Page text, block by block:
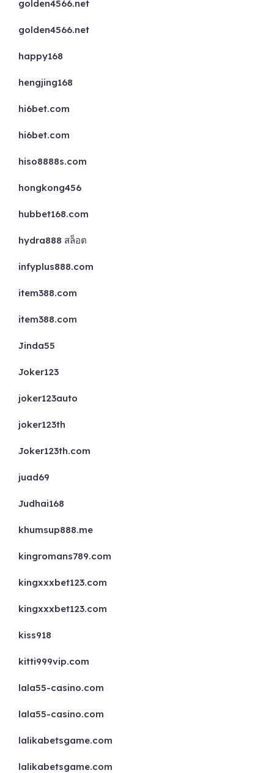
golden4566.net
golden4566.net
happy168
hengjing168
hi6bet.com
hi6bet.com
hiso8888s.com
hongkong456
hubbet168.com
hydra888 สล็อต
infyplus888.com
item388.com
item388.com
Jinda55
Joker123
joker123auto
joker123th
Joker123th.com
juad69
Judhai168
khumsup888.me
kingromans789.com
kingxxxbet123.com
kingxxxbet123.com
kiss918
kitti999vip.com
lala55-casino.com
lala55-casino.com
lalikabetsgame.com
lalikabetsgame.com